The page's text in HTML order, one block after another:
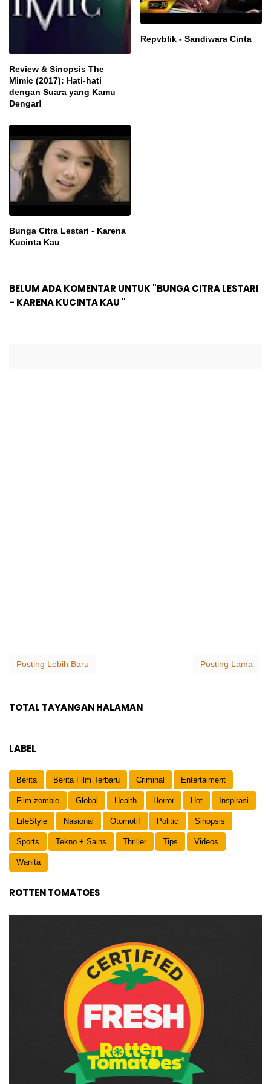
Review & Sinopsis The
Mimic (2017): Hati-hati
dengan Suara yang Kamu
Dengar!
Repvblik - Sandiwara Cinta
Bunga Citra Lestari - Karena
Kucinta Kau
BELUM ADA KOMENTAR UNTUK "BUNGA CITRA LESTARI
- KARENA KUCINTA KAU "
Posting Lebih Baru Posting Lama
TOTAL TAYANGAN HALAMAN
LABEL
Berita Berita Film Terbaru Criminal Entertaiment
Film zombie Global Health Horror Hot Inspirasi
LifeStyle Nasional Otomotif Politic Sinopsis
Sports Tekno + Sains Thriller Tips Videos
Wanita
ROTTEN TOMATOES